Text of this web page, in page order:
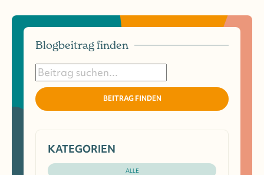
Blogbeitrag finden
BEITRAG FINDEN
KATEGORIEN
ALLE